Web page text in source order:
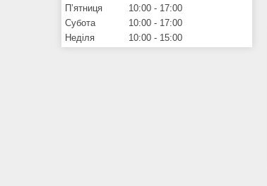
Пʼятниця
10:00
17:00
Субота
10:00
17:00
Неділя
10:00 15:00